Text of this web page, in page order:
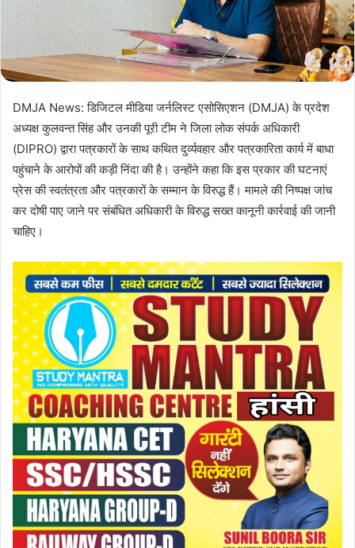
DMJA News: डिजिटल मीडिया जर्नलिस्ट एसोसिएशन (DMJA) के प्रदेश
अध्यक्ष कुलवन्त सिंह और उनकी पूरी टीम ने जिला लोक संपर्क अधिकारी
(DIPRO) द्वारा पत्रकारों के साथ कथित दुर्व्यवहार और पत्रकारिता कार्य में बाधा
पहुंचाने के आरोपों की कड़ी निंदा की है। उन्होंने कहा कि इस प्रकार की घटनाएं
प्रेस की स्वतंत्रता और पत्रकारों के सम्मान के विरुद्ध हैं। मामले की निष्पक्ष जांच
कर दोषी पाए जाने पर संबंधित अधिकारी के विरुद्ध सख्त कानूनी कार्रवाई की जानी
चाहिए।